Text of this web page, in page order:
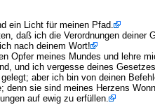
ein Licht für meinen Pfad.
daß ich die Verordnungen deiner
nach deinem Wort!
Opfer meines Mundes und lehre
und ich vergesse deines
aber ich bin von deinen
denn sie sind meines Herzens
auf ewig zu erfüllen.